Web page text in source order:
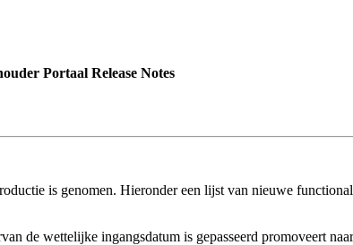
Portaal Release Notes
is genomen. Hieronder een lijst van nieuwe
de wettelijke ingangsdatum is gepasseerd promoveert